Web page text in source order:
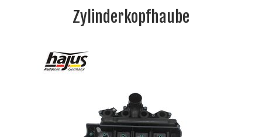
Zylinderkopfhaube